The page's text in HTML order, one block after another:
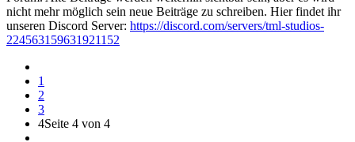
nicht mehr möglich sein neue Beiträge zu schreiben. Hier findet ihr
unseren Discord Server: https://discord.com/servers/tml-studios-
224563159631921152
1
2
3
4Seite 4 von 4